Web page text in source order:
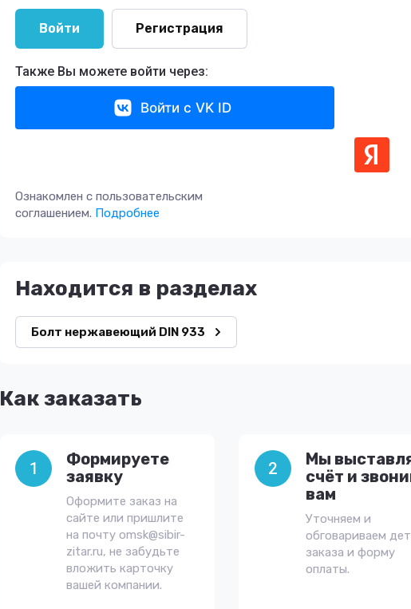
Войти Регистрация
Также Вы можете войти через:
Войти с VK ID
Ознакомлен с пользовательским
соглашением. Подробнее
Находится в разделах
Болт нержавеющий DIN 933
Как заказать
1
Формируете
заявку
Оформите заказ на
сайте или пришлите
на почту omsk@sibir-
zitar.ru, не забудьте
вложить карточку
вашей компании.
2
Мы
счёт и
вам
Уточняем и
обговариваем
заказа и форму
оплаты.